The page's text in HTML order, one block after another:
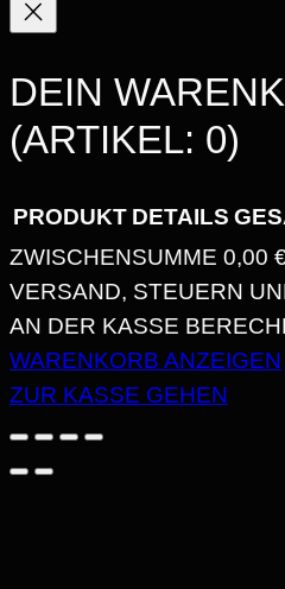
DEIN
(ARTIKEL: 0)
PRODUKTE
IM
WARENKORB
PRODUKT DETAILS
ZWISCHENSUMME 0,00
VERSAND, STEUERN
AN DER KASSE
WARENKORB ANZEIGEN
ZUR KASSE GEHEN